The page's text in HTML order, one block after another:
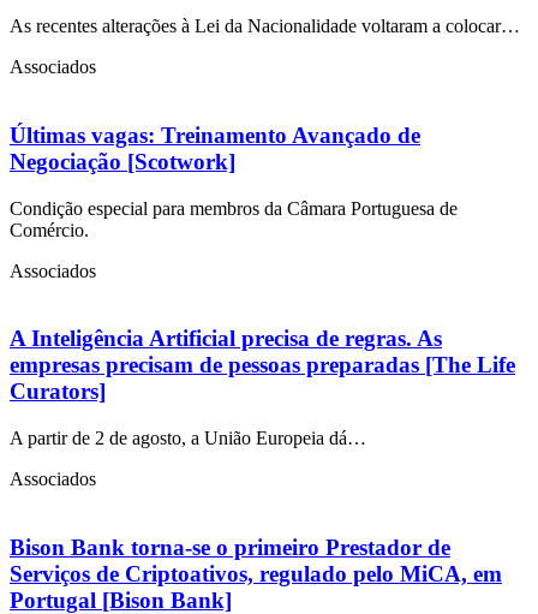
As recentes alterações à Lei da Nacionalidade voltaram a colocar…
Associados
Últimas vagas: Treinamento Avançado de
Negociação [Scotwork]
Condição especial para membros da Câmara Portuguesa de
Comércio.
Associados
A Inteligência Artificial precisa de regras. As
empresas precisam de pessoas preparadas [The Life
Curators]
A partir de 2 de agosto, a União Europeia dá…
Associados
Bison Bank torna-se o primeiro Prestador de
Serviços de Criptoativos, regulado pelo MiCA, em
Portugal [Bison Bank]